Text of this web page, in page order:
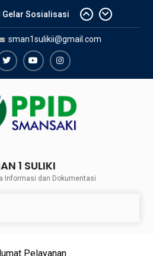
Gelar Sosialisasi
Lintas
Perhubungan
PTN
bersama
Narkoba Polres 50
sman1sulikii@gmail.com
TwiterYoutubeInstagram
1 SULIKI
Informasi dan Dokumentasi
Pelayanan